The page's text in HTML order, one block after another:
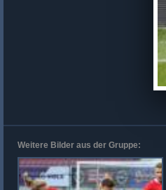
Weitere Bilder aus der Gruppe: